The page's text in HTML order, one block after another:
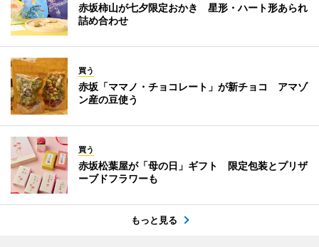
赤坂柿山が七夕限定おかき 星形・ハート形あられ
詰め合わせ
買う
赤坂「ママノ・チョコレート」が新チョコ アマゾ
ン産の豆使う
買う
赤坂松葉屋が「母の日」ギフト 限定包装とプリザ
ーブドフラワーも
もっと見る